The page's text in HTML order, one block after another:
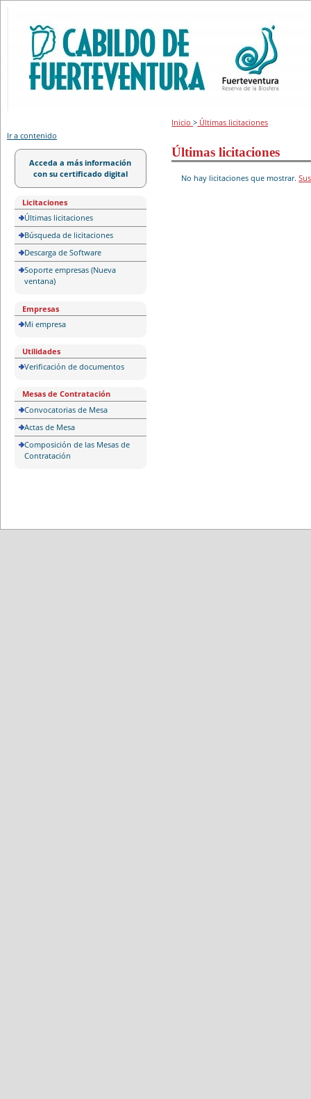
Ir a contenido
Acceda a más información
con su certificado digital
Licitaciones
Últimas licitaciones
Búsqueda de licitaciones
Descarga de Software
Soporte empresas (Nueva
ventana)
Empresas
Mi empresa
Utilidades
Verificación de documentos
Mesas de Contratación
Convocatorias de Mesa
Actas de Mesa
Composición de las Mesas de
Contratación
Inicio> Últimas licitaciones
Últimas licitaciones
No hay licitaciones que mostrar.